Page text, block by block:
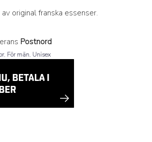
original franska essenser.
Postnord
, För män, Unisex